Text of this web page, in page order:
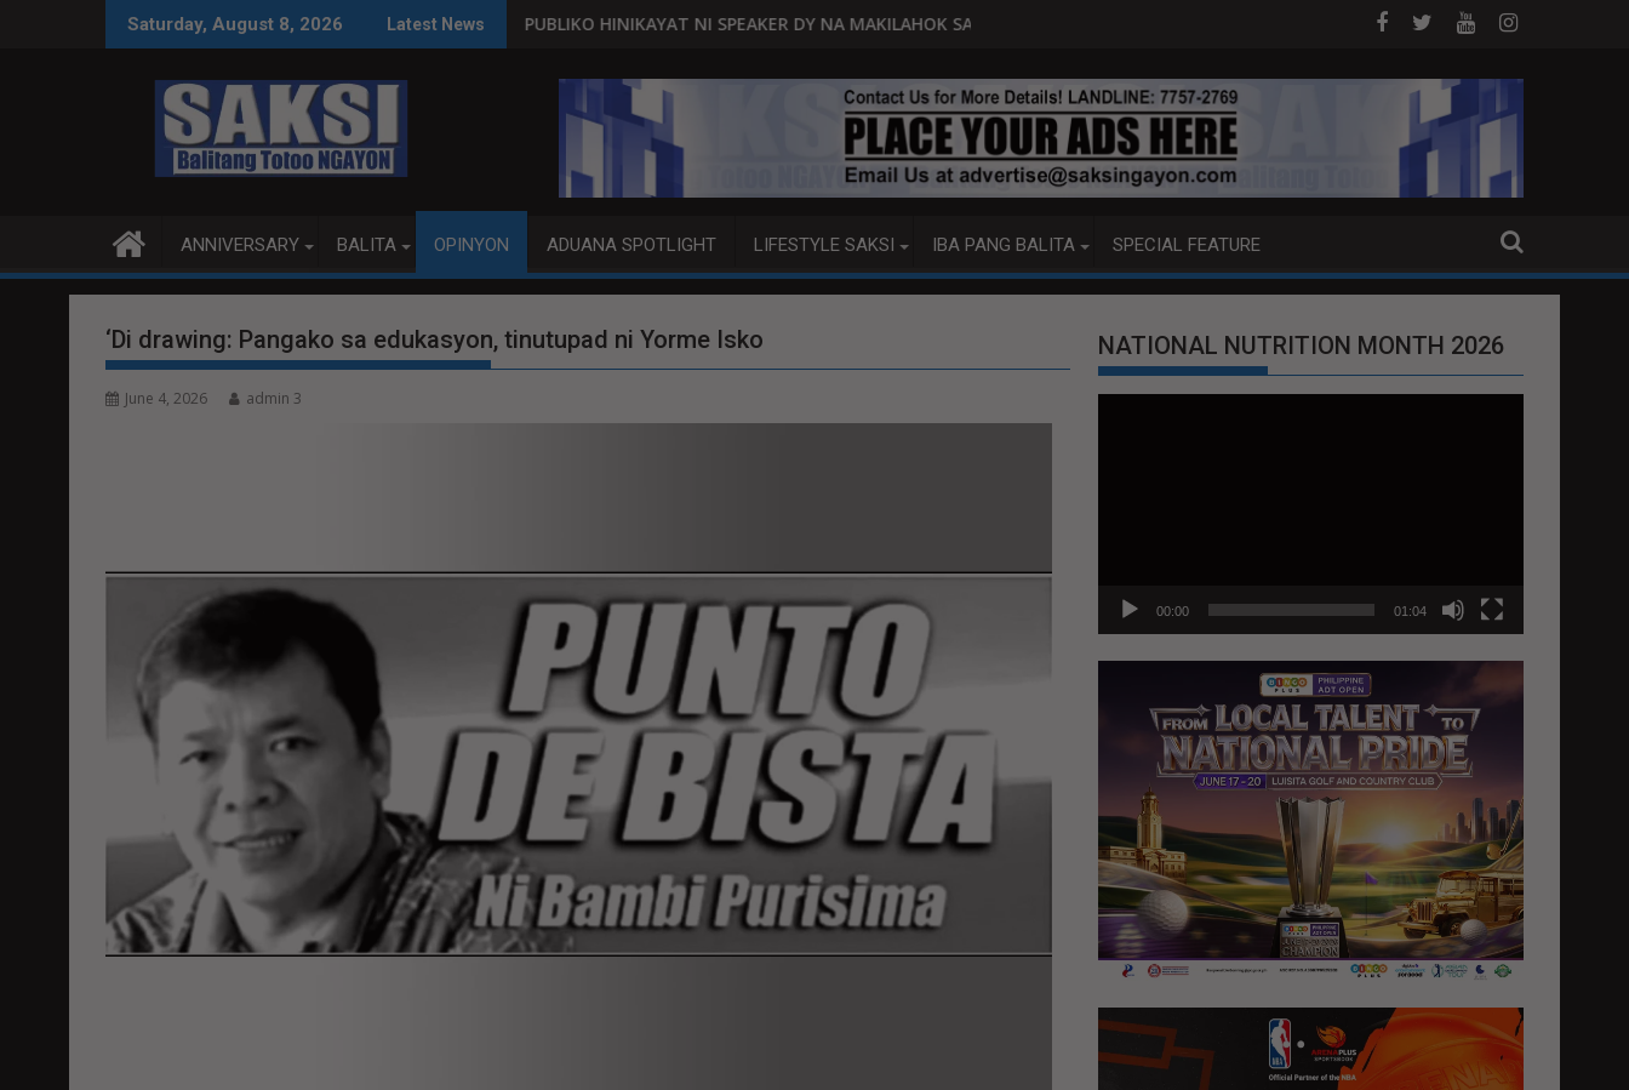
Saturday, August 8, 2026 Latest News
SA WPS O MAGBITIWNA SUSPENDIHIN IMPLEMENTASYON NG RPVARAPUBLIKO HINIKAYAT NI SPEAKER DY NA MAKILAHOK SA PAGBUO NG MGA BATASMALACAÑANG PINAAARAL NA SA DOJ ANG EXTRADITION REQUEST NG U.S. LABAN KAY QUIBOLOY
MAHIGIT P21-M HALAGANG SMUGGLED
ANNIVERSARY BALITA OPINYON ADUANA SPOTLIGHT LIFESTYLE SAKSI IBA PANG BALITA SPECIAL FEATURE
‘Di drawing: Pangako sa edukasyon, tinutupad ni Yorme Isko
June 4, 2026 admin 3
NATIONAL NUTRITION MONTH 2026
00:00 01:04